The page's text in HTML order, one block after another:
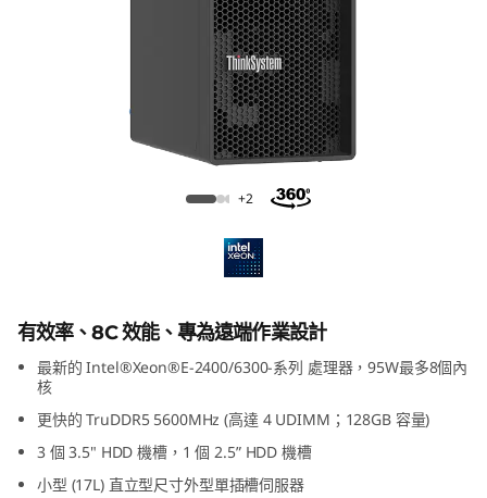
佳
Lenovo ThinkSystem ST50 V3
+2
有效率、8C 效能、專為遠端作業設計
最新的 Intel®Xeon®E-2400/6300-系列 處理器，95W最多8個內
核
更快的 TruDDR5 5600MHz (高達 4 UDIMM；128GB 容量)
3 個 3.5" HDD 機槽，1 個 2.5” HDD 機槽
小型 (17L) 直立型尺寸外型單插槽伺服器